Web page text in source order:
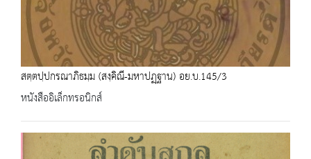
สตฺตปฺปกรณาภิธมฺม (สงฺคิณี-มหาปฏฺฐาน) อย.บ.145/3
หนังสืออิเล็กทรอนิกส์